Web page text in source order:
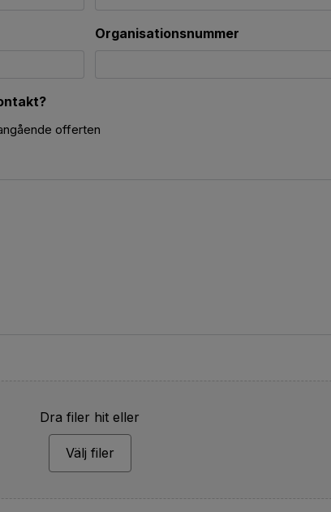
Organisationsnummer
offerten
Dra filer hit eller
Välj filer